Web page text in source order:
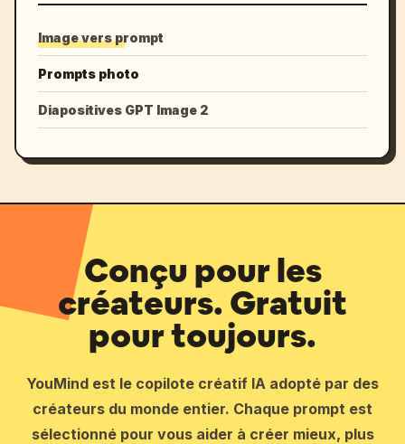
Image vers prompt
Prompts photo
Diapositives GPT Image 2
Conçu pour les
créateurs. Gratuit
pour toujours.
YouMind est le copilote créatif IA adopté par des
créateurs du monde entier. Chaque prompt est
sélectionné pour vous aider à créer mieux, plus